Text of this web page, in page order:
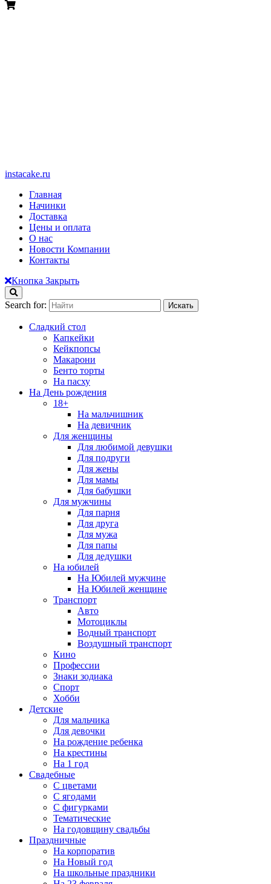
instacake.ru
Главная
Начинки
Доставка
Цены и оплата
О нас
Новости Компании
Контакты
Кнопка Закрыть
Search for:
Сладкий стол
Капкейки
Кейкпопсы
Макарони
Бенто торты
На пасху
На День рождения
18+
На мальчишник
На девичник
Для женщины
Для любимой девушки
Для подруги
Для жены
Для мамы
Для бабушки
Для мужчины
Для парня
Для друга
Для мужа
Для папы
Для дедушки
На юбилей
На Юбилей мужчине
На Юбилей женщине
Транспорт
Авто
Мотоциклы
Водный транспорт
Воздушный транспорт
Кино
Профессии
Знаки зодиака
Спорт
Хобби
Детские
Для мальчика
Для девочки
На рождение ребенка
На крестины
На 1 год
Свадебные
С цветами
С ягодами
С фигурками
Тематические
На годовщину свадьбы
Праздничные
На корпоратив
На Новый год
На школьные праздники